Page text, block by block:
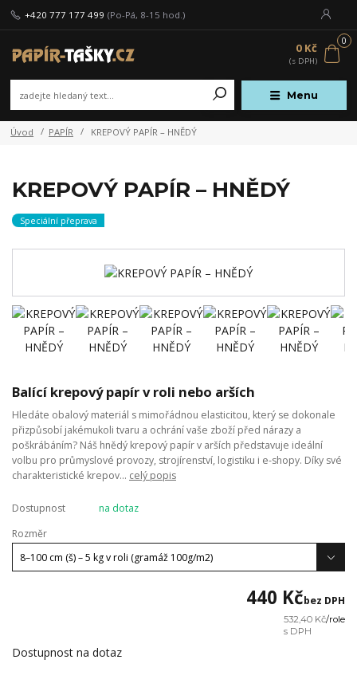
Menu
+420 777 177 499 (Po-Pá, 8-15 hod.)
0
0 Kč
Úvod PAPÍR KREPOVÝ PAPÍR – HNĚDÝ
KREPOVÝ PAPÍR – HNĚDÝ
Speciální přeprava
Balící krepový papír v roli nebo arších
Hledáte obalový materiál s mimořádnou elasticitou, který se dokonale
přizpůsobí jakémukoli tvaru a ochrání vaše zboží před nárazy a
poškrábáním? Náš hnědý krepový papír v arších představuje ideální
volbu pro průmyslové provozy, strojírenství, logistiku i e-shopy. Díky své
charakteristické krepov... celý popis
Dostupnost
na dotaz
Rozměr
532,40 Kč/role
440 Kčbez DPH
Dostupnost na dotaz